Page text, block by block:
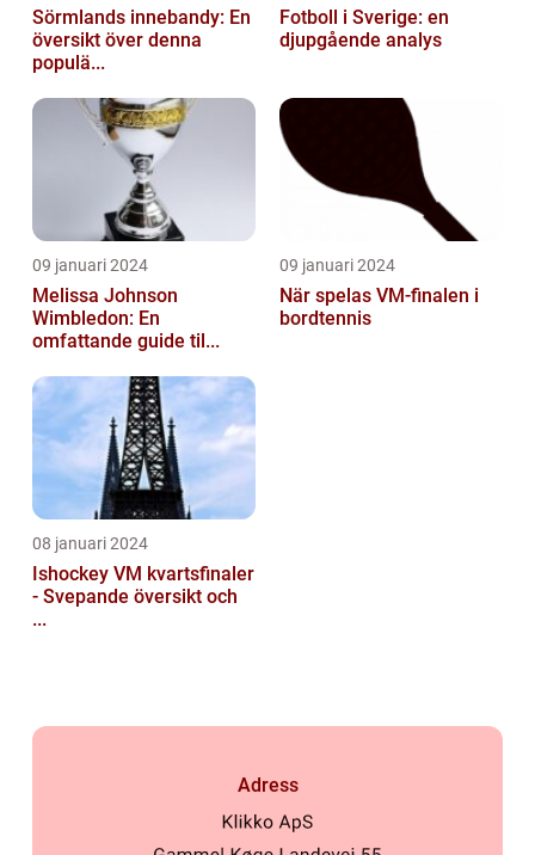
Sörmlands innebandy: En
översikt över denna
populä...
Fotboll i Sverige: en
djupgående analys
09 januari 2024
Melissa Johnson
Wimbledon: En
omfattande guide til...
09 januari 2024
När spelas VM-finalen i
bordtennis
08 januari 2024
Ishockey VM kvartsfinaler
- Svepande översikt och
...
Adress